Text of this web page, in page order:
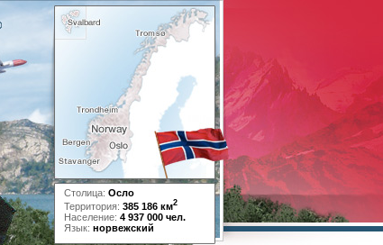
Столица: Осло
Территория: 385 186 км2
Население: 4 937 000 чел.
Язык: норвежский